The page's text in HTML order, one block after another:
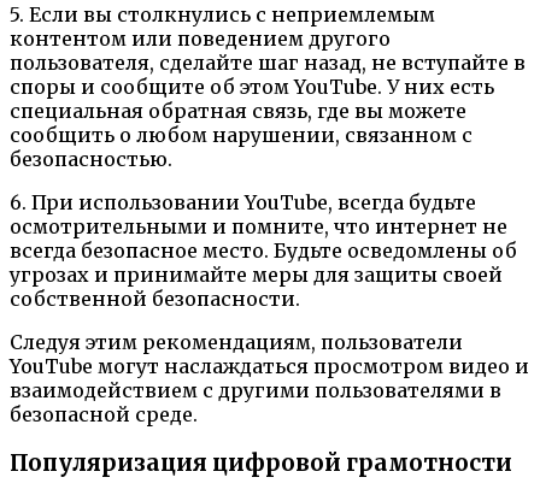
5. Если вы столкнулись с неприемлемым
контентом или поведением другого
пользователя, сделайте шаг назад, не вступайте в
споры и сообщите об этом YouTube. У них есть
специальная обратная связь, где вы можете
сообщить о любом нарушении, связанном с
безопасностью.
6. При использовании YouTube, всегда будьте
осмотрительными и помните, что интернет не
всегда безопасное место. Будьте осведомлены об
угрозах и принимайте меры для защиты своей
собственной безопасности.
Следуя этим рекомендациям, пользователи
YouTube могут наслаждаться просмотром видео и
взаимодействием с другими пользователями в
безопасной среде.
Популяризация цифровой грамотности